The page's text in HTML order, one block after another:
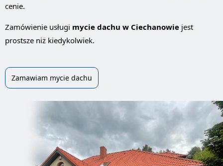
cenie.
Zamówienie usługi mycie dachu w Ciechanowie jest
prostsze niż kiedykolwiek.
Zamawiam mycie dachu